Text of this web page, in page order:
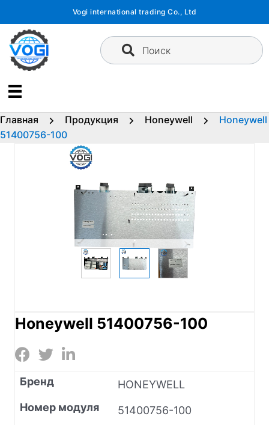
содержимому
Vogi international trading Co., Ltd
Поиск
Главная Продукция Honeywell
Honeywell
51400756-100
Honeywell 51400756-100
Бренд
HONEYWELL
Номер модуля
51400756-100